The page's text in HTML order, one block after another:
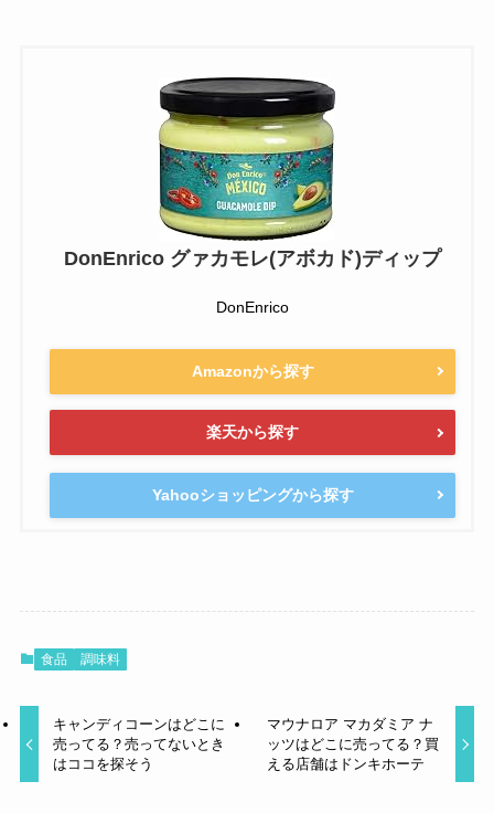
DonEnrico グァカモレ(アボカド)ディップ
DonEnrico
Amazonから探す
楽天から探す
Yahooショッピングから探す
食品 調味料
キャンディコーンはどこに
売ってる？売ってないとき
はココを探そう
マウナロア マカダミア ナ
ッツはどこに売ってる？買
える店舗はドンキホーテ